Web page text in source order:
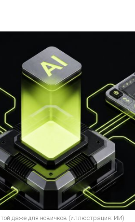
даже для новичков (иллюстрация: ИИ)